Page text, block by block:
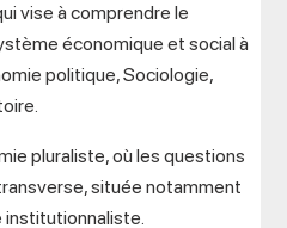
vise à comprendre le
économique et social à
politique, Sociologie,
pluraliste, où les questions
située notamment
institutionnaliste.